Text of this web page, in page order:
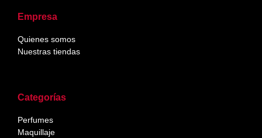
Categorías
Perfumes
Maquillaje
Empresa
Quienes somos
Nuestras tiendas